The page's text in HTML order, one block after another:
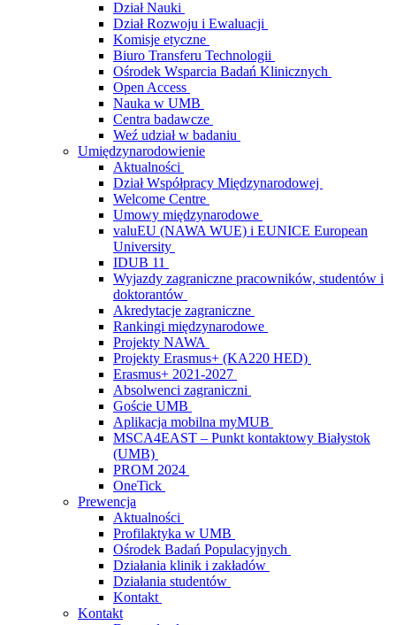
Dział Nauki
Dział Rozwoju i Ewaluacji
Komisje etyczne
Biuro Transferu Technologii
Ośrodek Wsparcia Badań Klinicznych
Open Access
Nauka w UMB
Centra badawcze
Weź udział w badaniu
Umiędzynarodowienie
Aktualności
Dział Współpracy Międzynarodowej
Welcome Centre
Umowy międzynarodowe
valuEU (NAWA WUE) i EUNICE European
University
IDUB 11
Wyjazdy zagraniczne pracowników, studentów i
doktorantów
Akredytacje zagraniczne
Rankingi międzynarodowe
Projekty NAWA
Projekty Erasmus+ (KA220 HED)
Erasmus+ 2021-2027
Absolwenci zagraniczni
Goście UMB
Aplikacja mobilna myMUB
MSCA4EAST – Punkt kontaktowy Białystok
(UMB)
PROM 2024
OneTick
Prewencja
Aktualności
Profilaktyka w UMB
Ośrodek Badań Populacyjnych
Działania klinik i zakładów
Działania studentów
Kontakt
Kontakt